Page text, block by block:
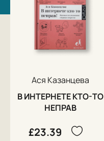
Ася Казанцева
В ИНТЕРНЕТЕ КТО-ТО
НЕПРАВ
£23.39